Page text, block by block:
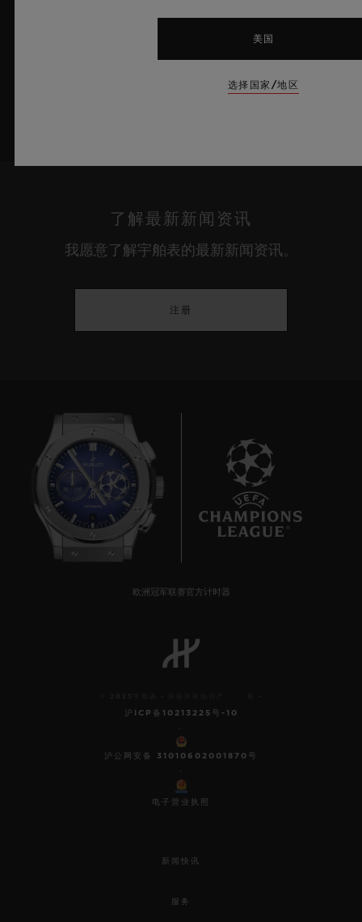
了解最新新闻资讯
我愿意了解宇舶表的最新新闻资讯。
注册
欧洲冠军联赛官方计时器
沪ICP备10213225号-10
沪公网安备 31010602001870号
电子营业执照
新闻快讯
服务
美国
选择国家/地区